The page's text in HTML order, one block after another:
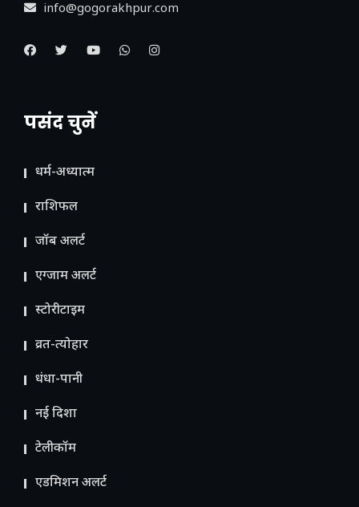
info@gogorakhpur.com
पसंद चुनें
धर्म-अध्यात्म
राशिफल
जॉब अलर्ट
एग्जाम अलर्ट
स्टोरीटाइम
व्रत-त्योहार
धंधा-पानी
नई दिशा
टेलीकॉम
ए​डमिशन अलर्ट